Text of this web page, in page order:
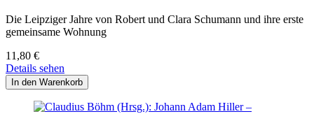
Die Leipziger Jahre von Robert und Clara Schumann und ihre erste
gemeinsame Wohnung
11,80 €
Details sehen